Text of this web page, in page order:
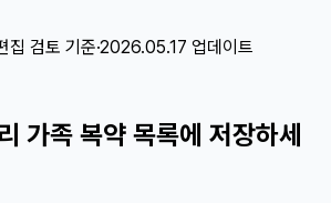
집 검토 기준·2026.05.17 업데이트
가족 복약 목록에 저장하세